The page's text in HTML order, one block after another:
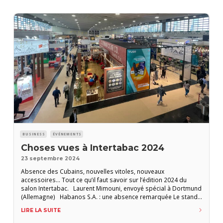
BUSINESS ÉVÉNEMENTS
Choses vues à Intertabac 2024
23 septembre 2024
Absence des Cubains, nouvelles vitoles, nouveaux
accessoires… Tout ce qu’il faut savoir sur l’édition 2024 du
salon Intertabac. Laurent Mimouni, envoyé spécial à Dortmund
(Allemagne) Habanos S.A. : une absence remarquée Le stand
Dortmund était… un stand absent, celui de Habanos S.A. La
LIRE LA SUITE